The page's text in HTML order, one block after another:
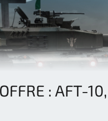
OFFRE : AFT-